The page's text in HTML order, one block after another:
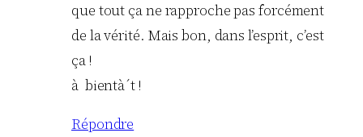
que tout ça ne rapproche pas forcément
de la vérité. Mais bon, dans l’esprit, c’est
ça !
à bientà´t !
Répondre